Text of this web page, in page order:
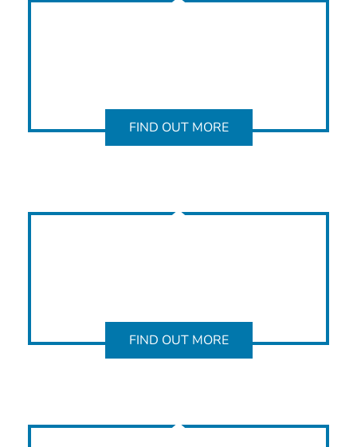
FIND OUT MORE
FIND OUT MORE